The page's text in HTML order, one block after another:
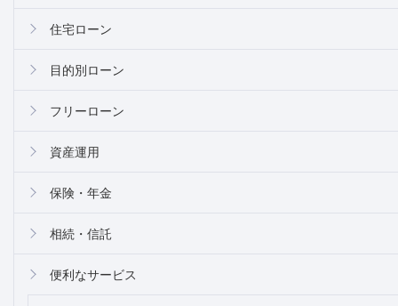
住宅ローン
目的別ローン
フリーローン
資産運用
保険・年金
相続・信託
便利なサービス